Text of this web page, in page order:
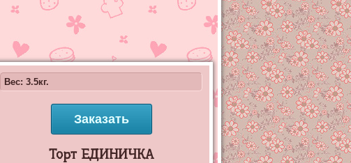
Вес: 3.5кг.
Заказать
Торт ЕДИНИЧКА